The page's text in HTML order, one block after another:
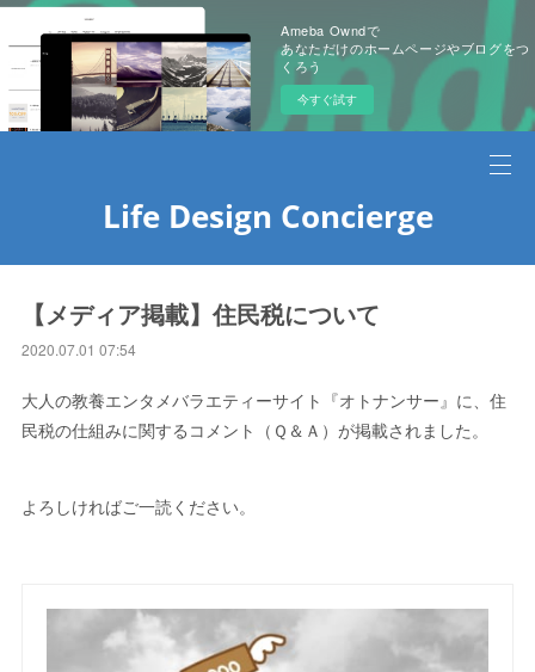
Ameba Owndで
あなただけのホームページやブログをつ
くろう
今すぐ試す
Life Design Concierge
【メディア掲載】住民税について
2020.07.01 07:54
大人の教養エンタメバラエティーサイト『オトナンサー』に、住
民税の仕組みに関するコメント（Ｑ＆Ａ）が掲載されました。
よろしければご一読ください。